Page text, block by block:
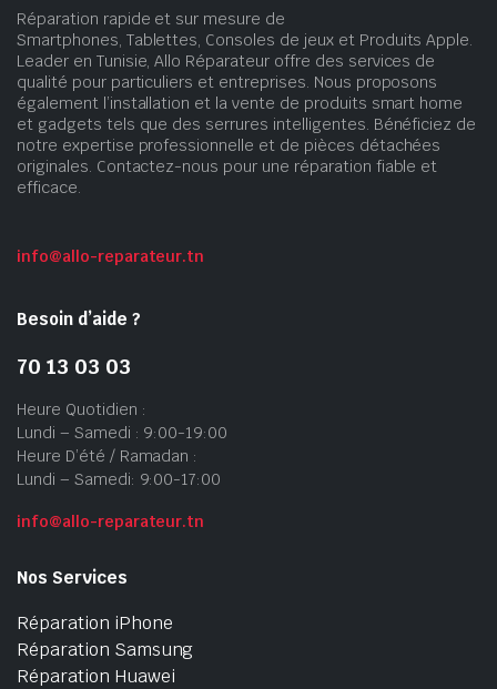
Réparation rapide et sur mesure de
Smartphones, Tablettes, Consoles de jeux et Produits Apple.
Leader en Tunisie, Allo Réparateur offre des services de
qualité pour particuliers et entreprises. Nous proposons
également l’installation et la vente de produits smart home
et gadgets tels que des serrures intelligentes. Bénéficiez de
notre expertise professionnelle et de pièces détachées
originales. Contactez-nous pour une réparation fiable et
efficace.
info@allo-reparateur.tn
Besoin d’aide ?
70 13 03 03
Heure Quotidien :
Lundi – Samedi : 9:00-19:00
Heure D’été / Ramadan :
Lundi – Samedi: 9:00-17:00
info@allo-reparateur.tn
Nos Services
Réparation iPhone
Réparation Samsung
Réparation Huawei